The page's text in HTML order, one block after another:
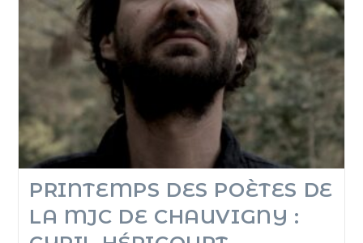
PRINTEMPS DES POÈTES DE
LA MJC DE CHAUVIGNY :